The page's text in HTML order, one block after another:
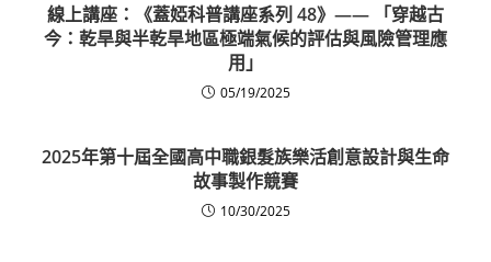
線上講座：《蓋婭科普講座系列 48》—— 「穿越古
今：乾旱與半乾旱地區極端氣候的評估與風險管理應
用」
05/19/2025
2025年第十屆全國高中職銀髮族樂活創意設計與生命
故事製作競賽
10/30/2025